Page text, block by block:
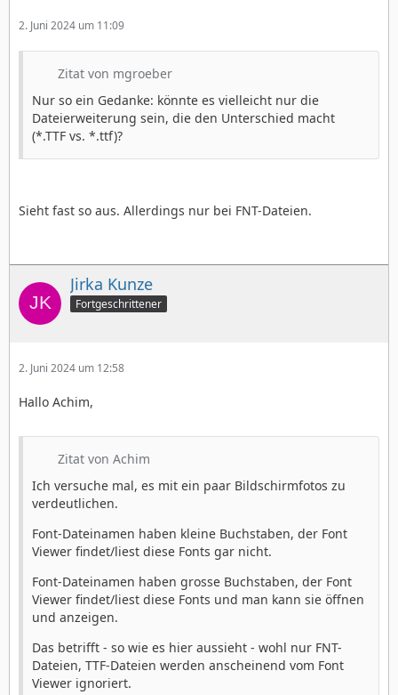
2. Juni 2024 um 11:09
Zitat von mgroeber
Nur so ein Gedanke: könnte es vielleicht nur die
Dateierweiterung sein, die den Unterschied macht
(*.TTF vs. *.ttf)?
Sieht fast so aus. Allerdings nur bei FNT-Dateien.
Jirka Kunze
Fortgeschrittener
2. Juni 2024 um 12:58
Hallo Achim,
Zitat von Achim
Ich versuche mal, es mit ein paar Bildschirmfotos zu
verdeutlichen.
Font-Dateinamen haben kleine Buchstaben, der Font
Viewer findet/liest diese Fonts gar nicht.
Font-Dateinamen haben grosse Buchstaben, der Font
Viewer findet/liest diese Fonts und man kann sie öffnen
und anzeigen.
Das betrifft - so wie es hier aussieht - wohl nur FNT-
Dateien, TTF-Dateien werden anscheinend vom Font
Viewer ignoriert.